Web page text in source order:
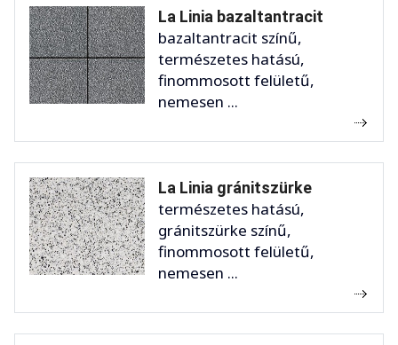
La Linia bazaltantracit
bazaltantracit színű,
természetes hatású,
finommosott felületű,
nemesen ...
La Linia gránitszürke
természetes hatású,
gránitszürke színű,
finommosott felületű,
nemesen ...